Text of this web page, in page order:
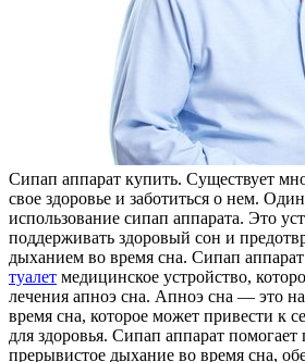
Сипaп aппaрaт купить. Сущeствуeт
свое здоровье и заботиться о нем.
использование сипап аппарата. Это
поддерживать здоровый сон и
дыханием во время сна. Сипап аппарат
туалет медицинское устройство,
лечения апноэ сна. Апноэ сна — это
время сна, которое может привести к
для здоровья. Сипап аппарат помогает
прерывистое дыхание во время сна,